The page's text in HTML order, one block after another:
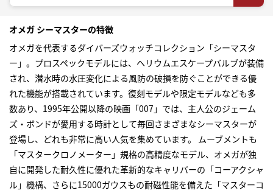
オメガ シーマスターの特徴
オメガを代表するダイバーズウォッチコレクション「シーマスタ
ー」。プロスペックモデルには、ヘリウムエスケープバルブが装備
され、潜水時の水圧変化による風防の破損を防ぐことができる優
れた機能が搭載されています。復刻モデルや限定モデルなども多
数あり、1995年公開以降の映画「007」では、主人公のジェーム
ズ・ボンドが愛用する時計として毎回さまざまなシーマスターが
登場し、どれも非常に高い人気を集めています。 ムーブメントも
「マスタークロノメーター」規格の高精度なモデル、オメガが独
自に開発した耐久性に優れた革新的なキャリバーの「コーアクシャ
ル」機構、さらに15000ガウスもの耐磁性能を備えた「マスターコ